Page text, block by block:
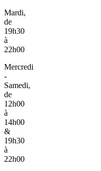
Mardi,
de
19h30
à
22h00
Mercredi
-
Samedi,
de
12h00
à
14h00
&
19h30
à
22h00